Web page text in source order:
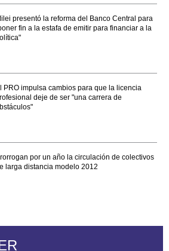
presentó la reforma del Banco Central para
fin a la estafa de emitir para financiar a la
PRO impulsa cambios para que la licencia
deje de ser "una carrera de
por un año la circulación de colectivos
larga distancia modelo 2012